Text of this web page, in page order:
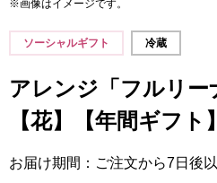
※画像はイメージです。
ソーシャルギフト 冷蔵
アレンジ「フルリー
【花】【年間ギフト】
お届け期間：ご注文から7日後